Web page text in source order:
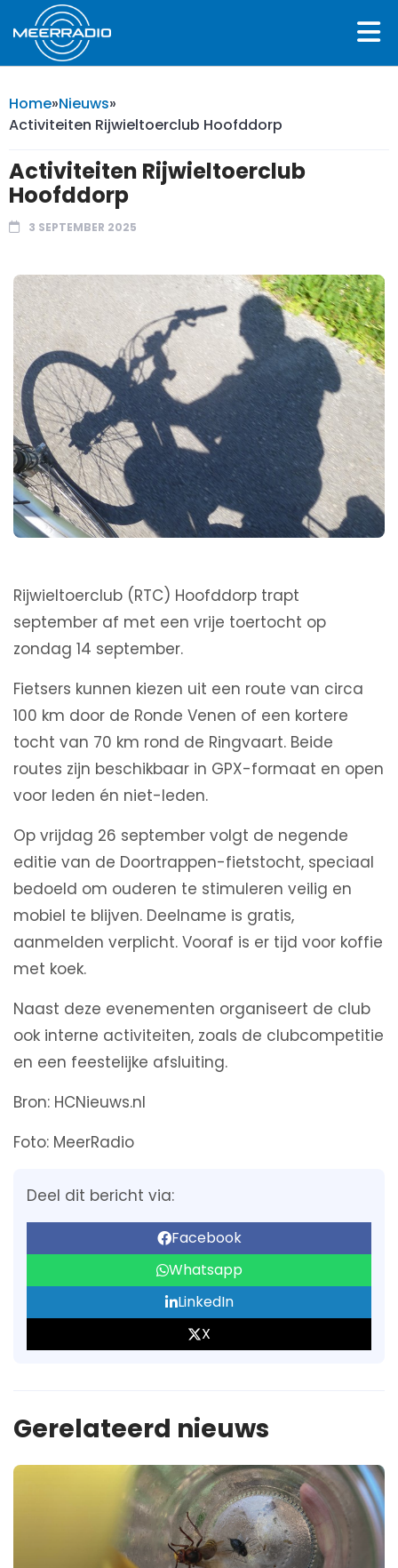
Home»Nieuws»
Activiteiten Rijwieltoerclub Hoofddorp
Activiteiten Rijwieltoerclub
Hoofddorp
3 SEPTEMBER 2025
Rijwieltoerclub (RTC) Hoofddorp trapt
september af met een vrije toertocht op
zondag 14 september.
Fietsers kunnen kiezen uit een route van circa
100 km door de Ronde Venen of een kortere
tocht van 70 km rond de Ringvaart. Beide
routes zijn beschikbaar in GPX-formaat en open
voor leden én niet-leden.
Op vrijdag 26 september volgt de negende
editie van de Doortrappen-fietstocht, speciaal
bedoeld om ouderen te stimuleren veilig en
mobiel te blijven. Deelname is gratis,
aanmelden verplicht. Vooraf is er tijd voor koffie
met koek.
Naast deze evenementen organiseert de club
ook interne activiteiten, zoals de clubcompetitie
en een feestelijke afsluiting.
Bron: HCNieuws.nl
Foto: MeerRadio
Deel dit bericht via:
Facebook
Whatsapp
LinkedIn
X
Gerelateerd nieuws